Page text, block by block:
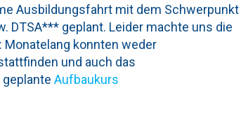
Ausbildungsfahrt mit dem Schwerpunkt
DTSA*** geplant. Leider machte uns die
Monatelang konnten weder
und auch das
Aufbaukurs